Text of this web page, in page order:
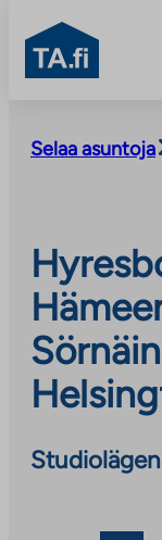
content
TA.fi
Selaa asuntoja